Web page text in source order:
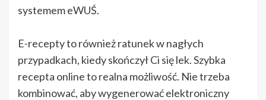
systemem eWUŚ.
E-recepty to również ratunek w nagłych
przypadkach, kiedy skończył Ci się lek. Szybka
recepta online to realna możliwość. Nie trzeba
kombinować, aby wygenerować elektroniczny